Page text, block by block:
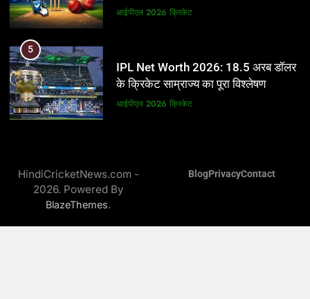
आईपीएल 2026 क्रिकेट
6
IPL टीम के मालिक: फ्रेंचाइजी के पीछे की
असली ताकत
आईपीएल 2026 क्रिकेट
विस्तृत विश्लेषण (2008-2026)
क्रिकेट
8
आईपीएल 2026 क्रिकेट
5
IPL Net Worth 2026: 18.5 अरब डॉलर
के क्रिकेट साम्राज्य का पूरा विश्लेषण
आईपीएल 2026 क्रिकेट
असली ताकत
आईपीएल 2026
HindiCricketNews.com -
2026. Powered By
BlazeThemes.
BlogPrivacyContact